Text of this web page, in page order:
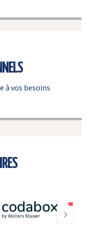
à vos besoins